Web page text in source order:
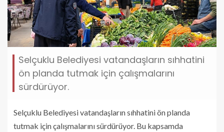
Selçuklu Belediyesi vatandaşların sıhhatini
ön planda tutmak için çalışmalarını
sürdürüyor.
Selçuklu Belediyesi vatandaşların sıhhatini ön planda
tutmak için çalışmalarını sürdürüyor. Bu kapsamda